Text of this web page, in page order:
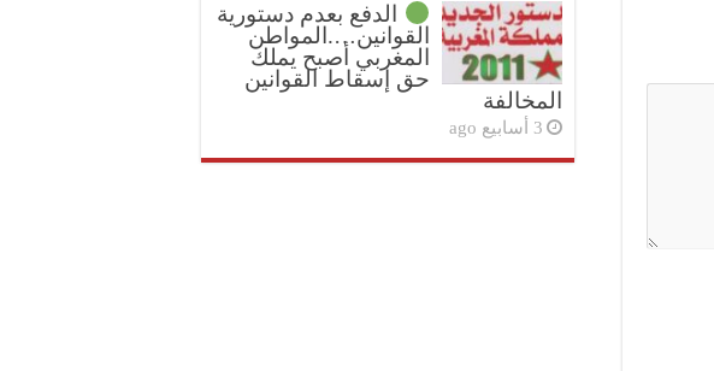
الدفع بعدم دستورية
القوانين….المواطن
المغربي أصبح يملك
حق إسقاط القوانين
المخالفة
3 أسابيع ago